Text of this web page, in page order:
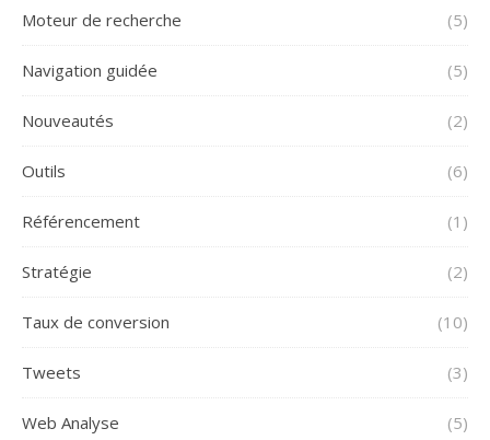
Moteur de recherche (5)
Navigation guidée (5)
Nouveautés (2)
Outils (6)
Référencement (1)
Stratégie (2)
Taux de conversion (10)
Tweets (3)
Web Analyse (5)